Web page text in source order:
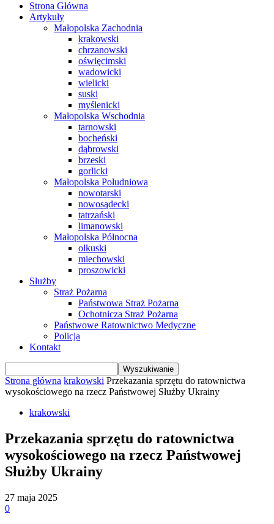
Strona Główna
Artykuły
Małopolska Zachodnia
krakowski
chrzanowski
oświęcimski
wadowicki
wielicki
suski
myślenicki
Małopolska Wschodnia
tarnowski
bocheński
dąbrowski
brzeski
gorlicki
Małopolska Południowa
nowotarski
nowosądecki
tatrzański
limanowski
Małopolska Północna
olkuski
miechowski
proszowicki
Służby
Straż Pożarna
Państwowa Straż Pożarna
Ochotnicza Straż Pożarna
Państwowe Ratownictwo Medyczne
Policja
Kontakt
Strona główna krakowski Przekazania sprzętu do ratownictwa
wysokościowego na rzecz Państwowej Służby Ukrainy
krakowski
Przekazania sprzętu do ratownictwa
wysokościowego na rzecz Państwowej
Służby Ukrainy
27 maja 2025
0